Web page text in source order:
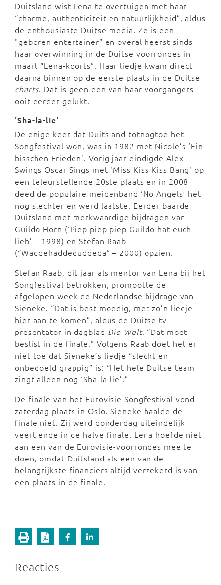
Duitsland wist Lena te overtuigen met haar
“charme, authenticiteit en natuurlijkheid”, aldus
de enthousiaste Duitse media. Ze is een
"geboren entertainer” en overal heerst sinds
haar overwinning in de Duitse voorrondes in
maart “Lena-koorts”. Haar liedje kwam direct
daarna binnen op de eerste plaats in de Duitse
charts. Dat is geen een van haar voorgangers
ooit eerder gelukt.
'Sha-la-lie'
De enige keer dat Duitsland totnogtoe het
Songfestival won, was in 1982 met Nicole’s ‘Ein
bisschen Frieden’. Vorig jaar eindigde Alex
Swings Oscar Sings met 'Miss Kiss Kiss Bang' op
een teleurstellende 20ste plaats en in 2008
deed de populaire meidenband ‘No Angels’ het
nog slechter en werd laatste. Eerder baarde
Duitsland met merkwaardige bijdragen van
Guildo Horn (‘Piep piep piep Guildo hat euch
lieb’ – 1998) en Stefan Raab
(“Waddehaddeduddeda” – 2000) opzien.
Stefan Raab, dit jaar als mentor van Lena bij het
Songfestival betrokken, promootte de
afgelopen week de Nederlandse bijdrage van
Sieneke. “Dat is best moedig, met zo’n liedje
hier aan te komen”, aldus de Duitse tv-
presentator in dagblad Die Welt. “Dat moet
beslist in de finale.” Volgens Raab doet het er
niet toe dat Sieneke’s liedje “slecht en
onbedoeld grappig” is: “Het hele Duitse team
zingt alleen nog ‘Sha-la-lie’.”
De finale van het Eurovisie Songfestival vond
zaterdag plaats in Oslo. Sieneke haalde de
finale niet. Zij werd donderdag uiteindelijk
veertiende in de halve finale. Lena hoefde niet
aan een van de Eurovisie-voorrondes mee te
doen, omdat Duitsland als een van de
belangrijkste financiers altijd verzekerd is van
een plaats in de finale.
Reacties